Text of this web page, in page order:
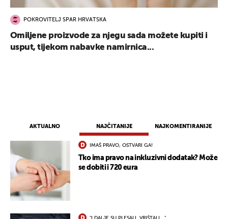
AKTUALNO NAJČITANIJE NAJKOMENTIRANIJE
IMAŠ PRAVO, OSTVARI GA!
Tko ima pravo na inkluzivni dodatak? Može
se dobiti i 720 eura
"I DALJE SU PLESALI, VRIŠTALI..."
POKROVITELJ SPAR HRVATSKA
Omiljene proizvode za njegu sada možete kupiti i
usput, tijekom nabavke namirnica...